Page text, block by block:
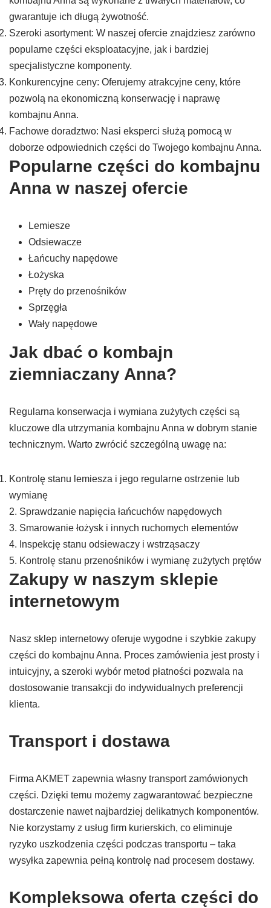
gwarantuje ich długą żywotność.
Szeroki asortyment: W naszej ofercie znajdziesz zarówno
popularne części eksploatacyjne, jak i bardziej
specjalistyczne komponenty.
Konkurencyjne ceny: Oferujemy atrakcyjne ceny, które
pozwolą na ekonomiczną konserwację i naprawę
kombajnu Anna.
Fachowe doradztwo: Nasi eksperci służą pomocą w
doborze odpowiednich części do Twojego kombajnu Anna.
Popularne części do kombajnu
Anna w naszej ofercie
Lemiesze
Odsiewacze
Łańcuchy napędowe
Łożyska
Pręty do przenośników
Sprzęgła
Wały napędowe
Jak dbać o kombajn
ziemniaczany Anna?
Regularna konserwacja i wymiana zużytych części są
kluczowe dla utrzymania kombajnu Anna w dobrym stanie
technicznym. Warto zwrócić szczególną uwagę na:
Kontrolę stanu lemiesza i jego regularne ostrzenie lub
wymianę
2. Sprawdzanie napięcia łańcuchów napędowych
3. Smarowanie łożysk i innych ruchomych elementów
4. Inspekcję stanu odsiewaczy i wstrząsaczy
5. Kontrolę stanu przenośników i wymianę zużytych prętów
Zakupy w naszym sklepie
internetowym
Nasz sklep internetowy oferuje wygodne i szybkie zakupy
części do kombajnu Anna. Proces zamówienia jest prosty i
intuicyjny, a szeroki wybór metod płatności pozwala na
dostosowanie transakcji do indywidualnych preferencji
klienta.
Transport i dostawa
Firma AKMET zapewnia własny transport zamówionych
części. Dzięki temu możemy zagwarantować bezpieczne
dostarczenie nawet najbardziej delikatnych komponentów.
Nie korzystamy z usług firm kurierskich, co eliminuje
ryzyko uszkodzenia części podczas transportu – taka
wysyłka zapewnia pełną kontrolę nad procesem dostawy.
Kompleksowa oferta części do